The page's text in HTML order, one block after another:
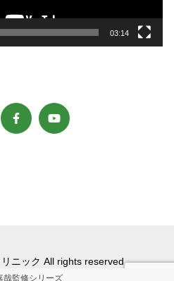
03:14
ニック All rights reserved.
哉監修シリーズ